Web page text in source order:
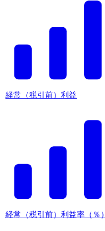
経常（税引前）利益
経常（税引前）利益率（％）